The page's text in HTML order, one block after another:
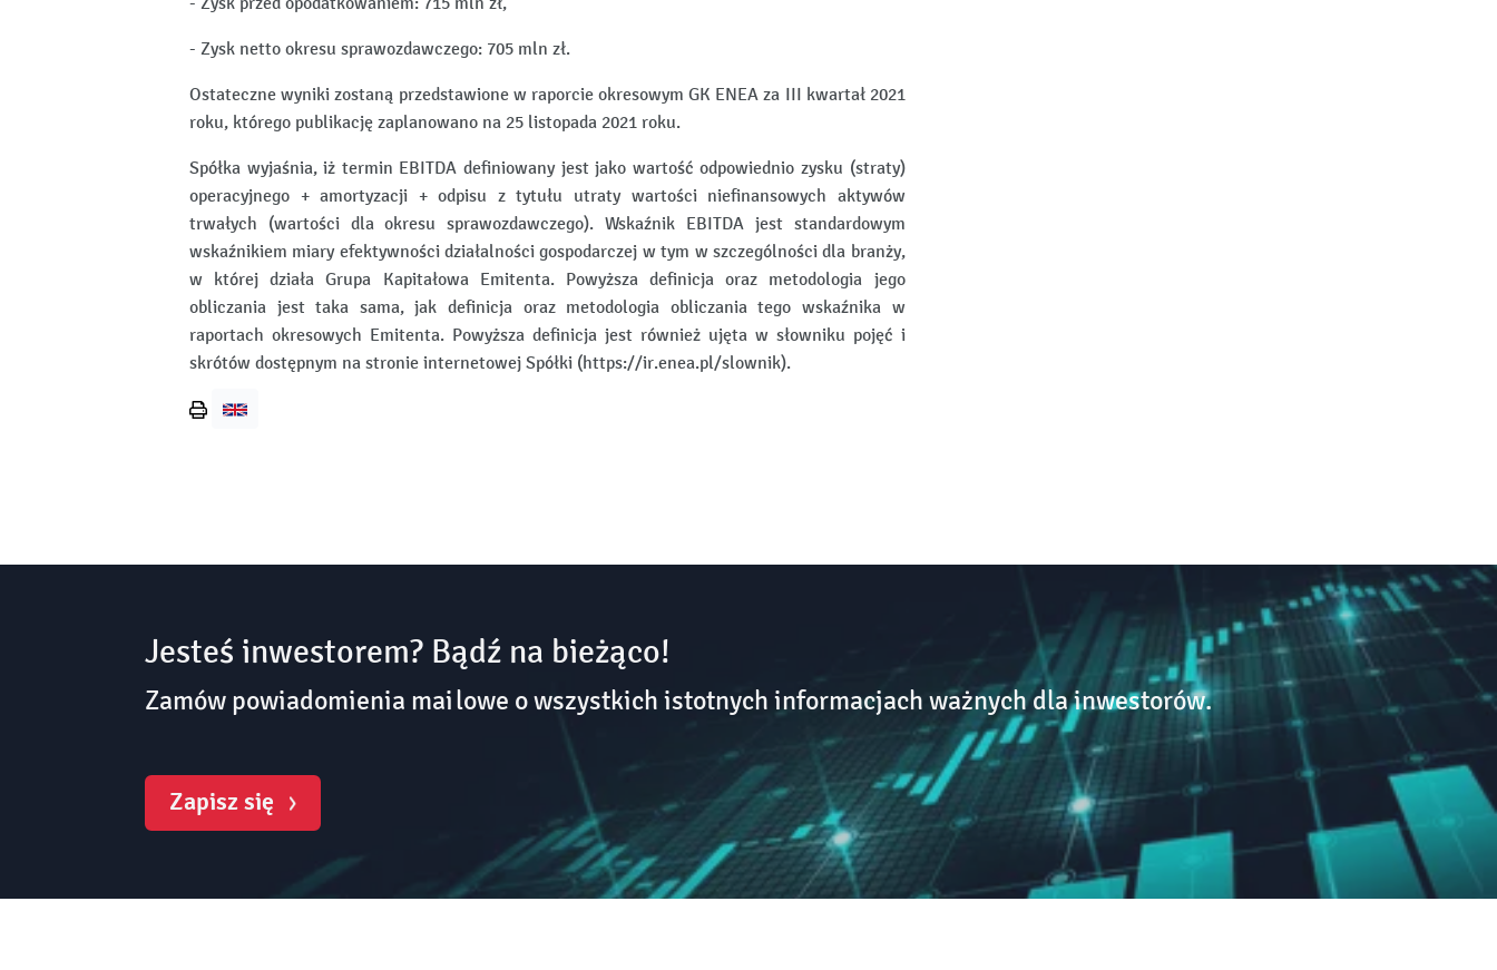
- Zysk netto okresu sprawozdawczego: 705 mln zł.
Ostateczne wyniki zostaną przedstawione w raporcie okresowym GK ENEA za III kwartał 2021
roku, którego publikację zaplanowano na 25 listopada 2021 roku.
Spółka wyjaśnia, iż termin EBITDA definiowany jest jako wartość odpowiednio zysku (straty)
operacyjnego + amortyzacji + odpisu z tytułu utraty wartości niefinansowych aktywów
trwałych (wartości dla okresu sprawozdawczego). Wskaźnik EBITDA jest standardowym
wskaźnikiem miary efektywności działalności gospodarczej w tym w szczególności dla branży,
w której działa Grupa Kapitałowa Emitenta. Powyższa definicja oraz metodologia jego
obliczania jest taka sama, jak definicja oraz metodologia obliczania tego wskaźnika w
raportach okresowych Emitenta. Powyższa definicja jest również ujęta w słowniku pojęć i
skrótów dostępnym na stronie internetowej Spółki (https://ir.enea.pl/slownik).
Jesteś inwestorem? Bądź na bieżąco!
Zamów powiadomienia mailowe o wszystkich istotnych informacjach ważnych dla inwestorów.
Zapisz się